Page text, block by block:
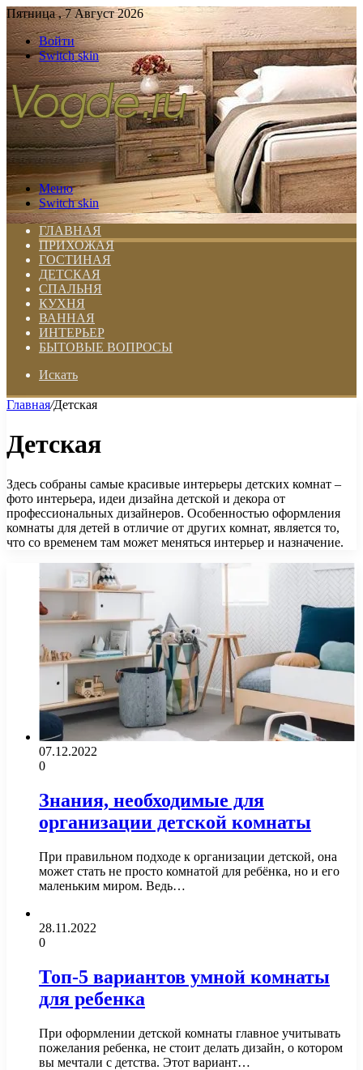
Пятница , 7 Август 2026
Войти
Switch skin
Меню
Switch skin
ГЛАВНАЯ
ПРИХОЖАЯ
ГОСТИНАЯ
ДЕТСКАЯ
СПАЛЬНЯ
КУХНЯ
ВАННАЯ
ИНТЕРЬЕР
БЫТОВЫЕ ВОПРОСЫ
Искать
Главная/Детская
Детская
Здесь собраны самые красивые интерьеры детских комнат –
фото интерьера, идеи дизайна детской и декора от
профессиональных дизайнеров. Особенностью оформления
комнаты для детей в отличие от других комнат, является то,
что со временем там может меняться интерьер и назначение.
07.12.2022
0
Знания, необходимые для
организации детской комнаты
При правильном подходе к организации детской, она
может стать не просто комнатой для ребёнка, но и его
маленьким миром. Ведь…
28.11.2022
0
Топ-5 вариантов умной комнаты
для ребенка
При оформлении детской комнаты главное учитывать
пожелания ребенка, не стоит делать дизайн, о котором
вы мечтали с детства. Этот вариант…